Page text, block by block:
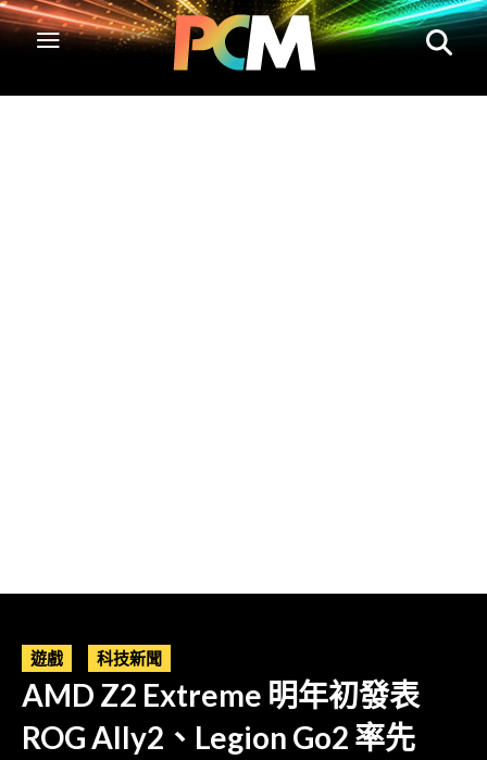
遊戲 科技新聞
AMD Z2 Extreme 明年初發表
ROG Ally2、Legion Go2 率先